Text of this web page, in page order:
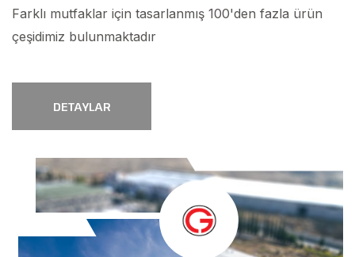
Farklı mutfaklar için tasarlanmış 100'den fazla ürün
çeşidimiz bulunmaktadır
DETAYLAR